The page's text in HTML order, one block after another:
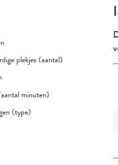
plekjes (aantal)
minuten)
(type)